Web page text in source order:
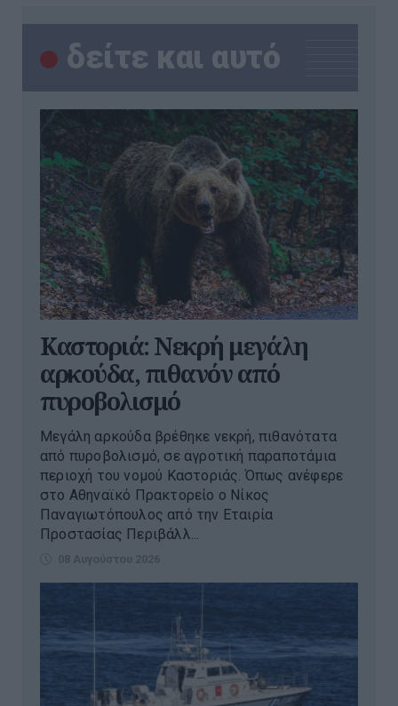
δείτε και αυτό
Καστοριά: Νεκρή μεγάλη
αρκούδα, πιθανόν από
πυροβολισμό
Μεγάλη αρκούδα βρέθηκε νεκρή, πιθανότατα
από πυροβολισμό, σε αγροτική παραποτάμια
περιοχή του νομού Καστοριάς. Όπως ανέφερε
στο Αθηναϊκό Πρακτορείο ο Νίκος
Παναγιωτόπουλος από την Εταιρία
Προστασίας Περιβάλλ...